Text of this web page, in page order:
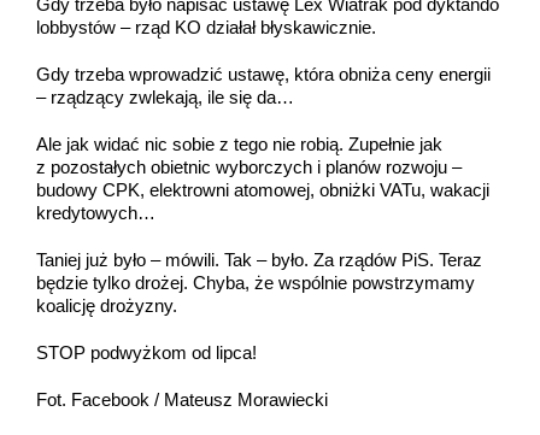
Gdy trzeba było napisać ustawę Lex Wiatrak pod dyktando
lobbystów – rząd KO działał błyskawicznie.
Gdy trzeba wprowadzić ustawę, która obniża ceny energii
– rządzący zwlekają, ile się da…
Ale jak widać nic sobie z tego nie robią. Zupełnie jak
z pozostałych obietnic wyborczych i planów rozwoju –
budowy CPK, elektrowni atomowej, obniżki VATu, wakacji
kredytowych…
Taniej już było – mówili. Tak – było. Za rządów PiS. Teraz
będzie tylko drożej. Chyba, że wspólnie powstrzymamy
koalicję drożyzny.
STOP podwyżkom od lipca!
Fot. Facebook / Mateusz Morawiecki